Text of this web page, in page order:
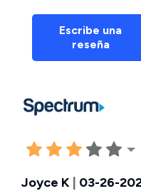
Escribe una
reseña
Joyce K 03-26-